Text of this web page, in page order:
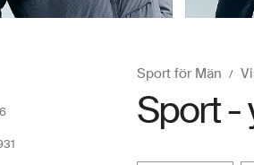
Sport för Män
Sport -